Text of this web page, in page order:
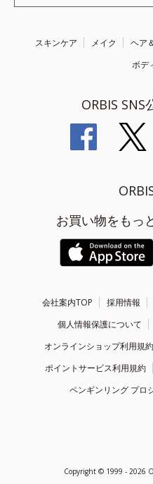
スキンケア メイク ヘア
ボデ
ORBIS SNS
お買い物をもっ
会社案内TOP 採用情報
個人情報保護について
オンラインショップ利用規約
ポイントサービス利用規約
ペンギンリング プロ
Copyright © 1999 - 2026